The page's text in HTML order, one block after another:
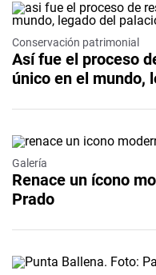
Conservación patrimonial
Así fue el proceso
único en el mundo,
Galería
Renace un ícono
Prado